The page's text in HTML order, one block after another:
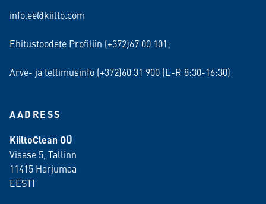
info.ee@kiilto.com
Ehitustoodete Profiliin (+372)67 00 101;
Arve- ja tellimusinfo (+372)60 31 900 (E-R 8:30-16:30)
AADRESS
KiiltoClean OÜ
Visase 5, Tallinn
11415 Harjumaa
EESTI